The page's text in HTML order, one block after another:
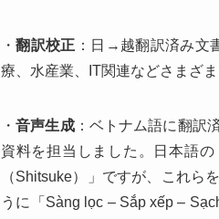
・翻訳校正 ：日→越翻訳済み文
療、水産業、IT関連などさまざま
・音声生成：ベトナム語に翻訳
資料を担当しました。日本語
（Shitsuke）」ですが、これら
うに「Sàng lọc – Sắp xếp –